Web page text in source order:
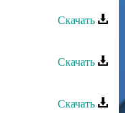
Скачать
Скачать
вун
Скачать